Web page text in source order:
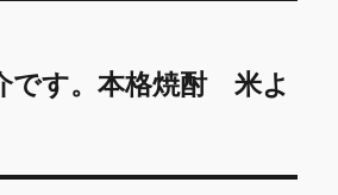
です。本格焼酎 米よ